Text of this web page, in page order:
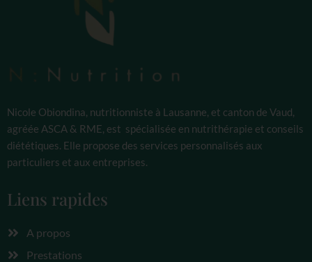
Nicole Obiondina, nutritionniste à Lausanne, et canton de Vaud,
agréée ASCA & RME, est spécialisée en nutrithérapie et conseils
diététiques. Elle propose des services personnalisés aux
particuliers et aux entreprises.
Liens rapides
A propos
Prestations